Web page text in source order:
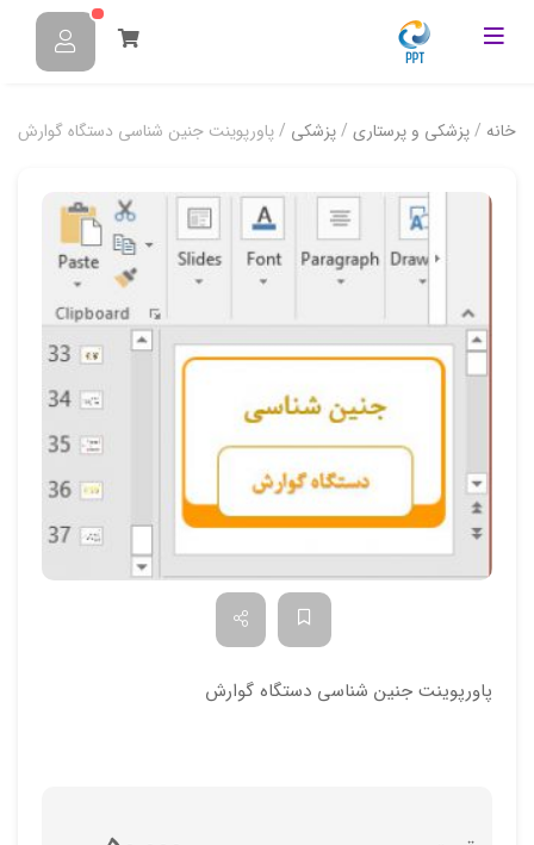
خانه /پزشکی و پرستاری /پزشکی / پاورپوینت جنین شناسی دستگاه گوارش
پاورپوینت جنین شناسی دستگاه گوارش